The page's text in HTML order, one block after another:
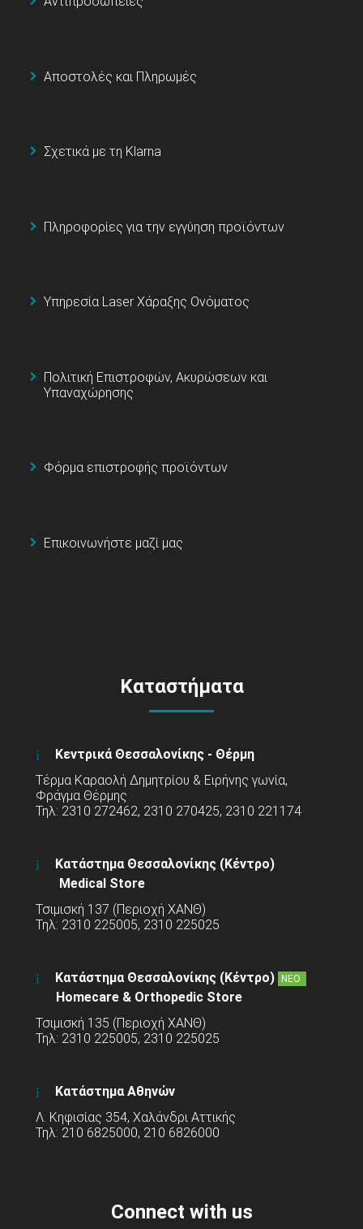
Αποστολές και Πληρωμές
Σχετικά με τη Klarna
Πληροφορίες για την εγγύηση προϊόντων
Υπηρεσία Laser Χάραξης Ονόματος
Πολιτική Επιστροφών, Ακυρώσεων και
Υπαναχώρησης
Φόρμα επιστροφής προϊόντων
Επικοινωνήστε μαζί μας
Καταστήματα
Κεντρικά Θεσσαλονίκης - Θέρμη
Τέρμα Καραολή Δημητρίου & Ειρήνης γωνία,
Φράγμα Θέρμης
Τηλ: 2310 272462, 2310 270425, 2310 221174
Κατάστημα Θεσσαλονίκης (Κέντρο)
Medical Store
Τσιμισκή 137 (Περιοχή ΧΑΝΘ)
Τηλ: 2310 225005, 2310 225025
Κατάστημα Θεσσαλονίκης (Κέντρο) ΝΕΟ
Homecare & Orthopedic Store
Τσιμισκή 135 (Περιοχή ΧΑΝΘ)
Τηλ: 2310 225005, 2310 225025
Κατάστημα Αθηνών
Λ. Κηφισίας 354, Χαλάνδρι Αττικής
Τηλ: 210 6825000, 210 6826000
Connect with us